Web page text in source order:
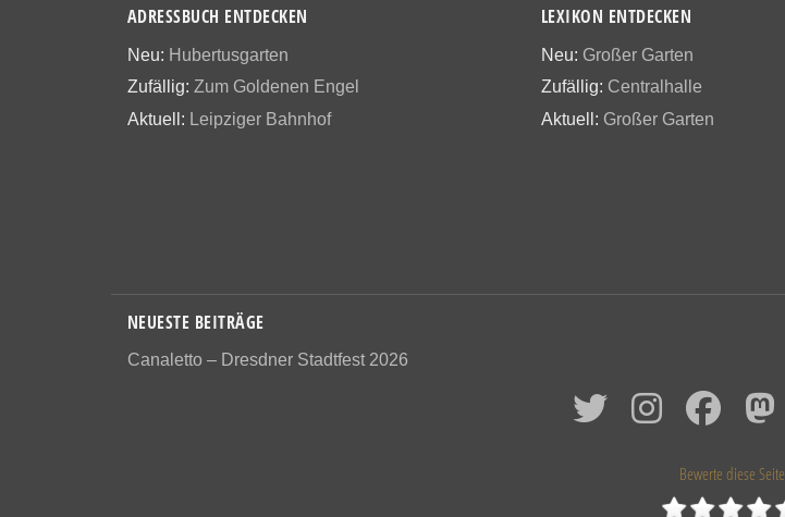
ADRESSBUCH ENTDECKEN
Neu: Hubertusgarten
Zufällig: Zum Goldenen Engel
Aktuell: Leipziger Bahnhof
LEXIKON ENTDECKEN
Neu: Großer Garten
Zufällig: Centralhalle
Aktuell: Großer Garten
NEUESTE BEITRÄGE
Canaletto – Dresdner Stadtfest 2026
Bewerte diese Seite